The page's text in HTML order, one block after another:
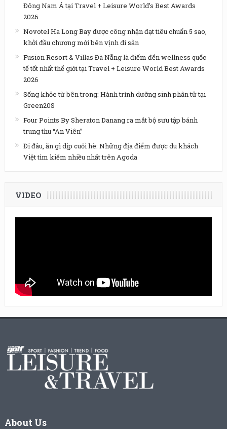
Đông Nam Á tại Travel + Leisure World’s Best Awards
2026
Novotel Ha Long Bay được công nhận đạt tiêu chuẩn 5 sao,
khởi đầu chương mới bên vịnh di sản
Fusion Resort & Villas Đà Nẵng là điểm đến wellness quốc
tế tốt nhất thế giới tại Travel + Leisure World Best Awards
2026
Sống khỏe từ bên trong: Hành trình dưỡng sinh phân tử tại
Green20S
Four Points By Sheraton Danang ra mắt bộ sưu tập bánh
trung thu “An Viên”
Đi đâu, ăn gì dịp cuối hè: Những địa điểm được du khách
Việt tìm kiếm nhiều nhất trên Agoda
VIDEO
About Us